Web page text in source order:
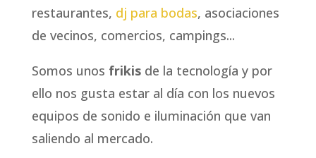
restaurantes, dj para bodas, asociaciones
de vecinos, comercios, campings...
Somos unos frikisde la tecnología y por
ello nos gusta estar al día con los nuevos
equipos de sonido e iluminación que van
saliendo al mercado.